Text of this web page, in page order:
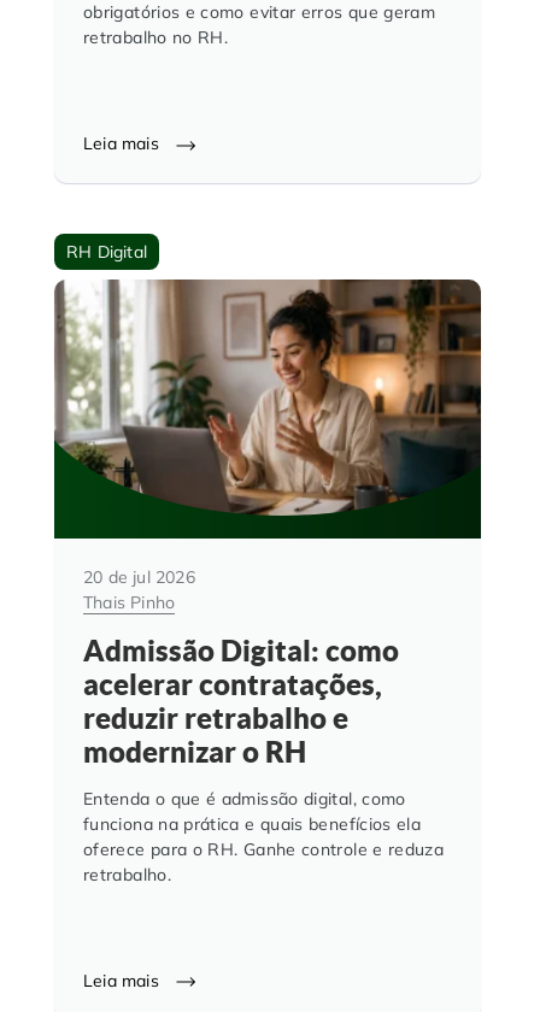
obrigatórios e como evitar erros que geram
retrabalho no RH.
Leia mais
RH Digital
20 de jul 2026
Thais Pinho
Admissão Digital: como
acelerar contratações,
reduzir retrabalho e
modernizar o RH
Entenda o que é admissão digital, como
funciona na prática e quais benefícios ela
oferece para o RH. Ganhe controle e reduza
retrabalho.
Leia mais